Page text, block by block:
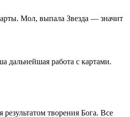
Мол, выпала Звезда — значит
дальнейшая работа с картами.
творения Бога. Все